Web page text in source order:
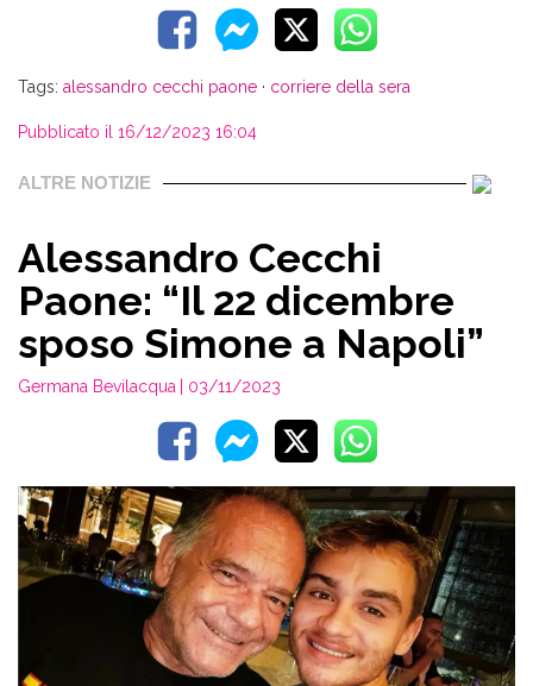
Tags: alessandro cecchi paone · corriere della sera
Pubblicato il 16/12/2023 16:04
ALTRE NOTIZIE
Alessandro Cecchi
Paone: “Il 22 dicembre
sposo Simone a Napoli”
Germana Bevilacqua | 03/11/2023